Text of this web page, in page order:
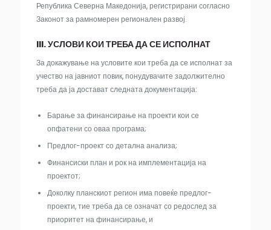
Република Северна Македонија, регистрирани согласно
Законот за рамномерен регионален развој.
III. УСЛОВИ КОИ ТРЕБА ДА СЕ ИСПОЛНАТ
За докажување на условите кои треба да се исполнат за
учество на јавниот повик, понудувачите задолжително
треба да ја достават следната документација:
Барање за финансирање на проекти кои се
опфатени со оваа програма;
Предлог-проект со детална анализа;
Финансиски план и рок на имплементација на
проектот;
Доколку планскиот регион има повеќе предлог-
проекти, тие треба да се означат со редослед за
приоритет на финансирање, и